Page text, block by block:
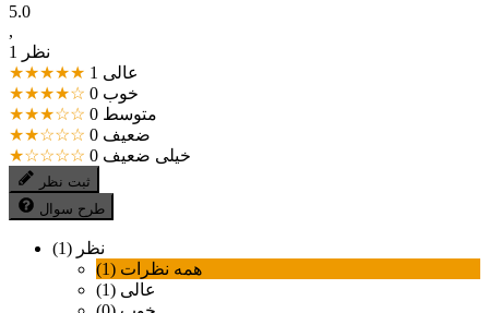
5.0
,
1 نظر
★★★★★
عالی 1
★★★★☆
خوب 0
★★★☆☆
متوسط 0
★★☆☆☆
ضعیف 0
★☆☆☆☆
خیلی ضعیف 0
ثبت نظر
طرح سوال
نظر (1)
همه نظرات (1)
عالی (1)